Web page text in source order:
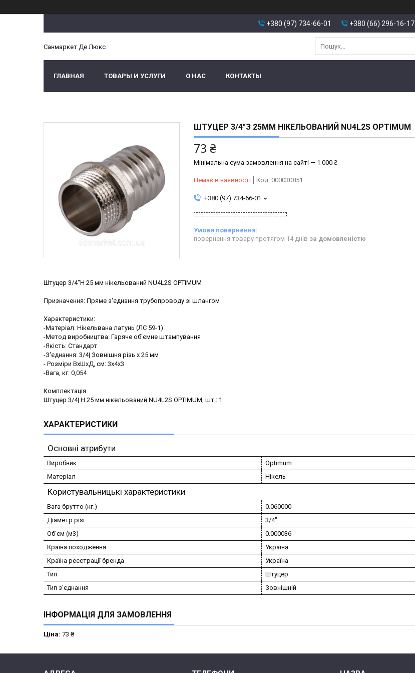
+380 (97) 734-66-01 +380 (66) 296-16-17
Санмаркет Де Люкс
ГЛАВНАЯ ТОВАРЫ И УСЛУГИ О НАС КОНТАКТЫ
ШТУЦЕР 3/4″З 25ММ НІКЕЛЬОВАНИЙ NU4L2S OPTIMUM
73 ₴
Мінімальна сума замовлення на сайті — 1 000 ₴
Немає в наявності Код: 000030851
+380 (97) 734-66-01
повернення товару протягом 14 днів за домовленістю
Штуцер 3/4"Н 25 мм нікельований NU4L2S OPTIMUM
Призначення: Пряме з'єднання трубопроводу зі шлангом
Характеристики:
-Матеріал: Нікельвана латунь (ЛС 59-1)
-Метод виробництва: Гаряче об'ємне штампування
-Якість: Стандарт
-З'єднання: 3/4| Зовнішня різь х 25 мм
- Розміри ВхШхД, см: 3х4х3
-Вага, кг: 0,054
Комплектація
Штуцер 3/4| Н 25 мм нікельований NU4L2S OPTIMUM, шт.: 1
ХАРАКТЕРИСТИКИ
Основні атрибути
Виробник
Optimum
Матеріал
Нікель
Користувальницькі характеристики
Вага брутто (кг.)
0.060000
Діаметр різі
3/4″
Об'єм (м3)
0.000036
Країна походження
Україна
Країна реєстрації бренда
Україна
Тип
Штуцер
Тип з'єднання
Зовнішній
ІНФОРМАЦІЯ ДЛЯ ЗАМОВЛЕННЯ
Ціна: 73 ₴